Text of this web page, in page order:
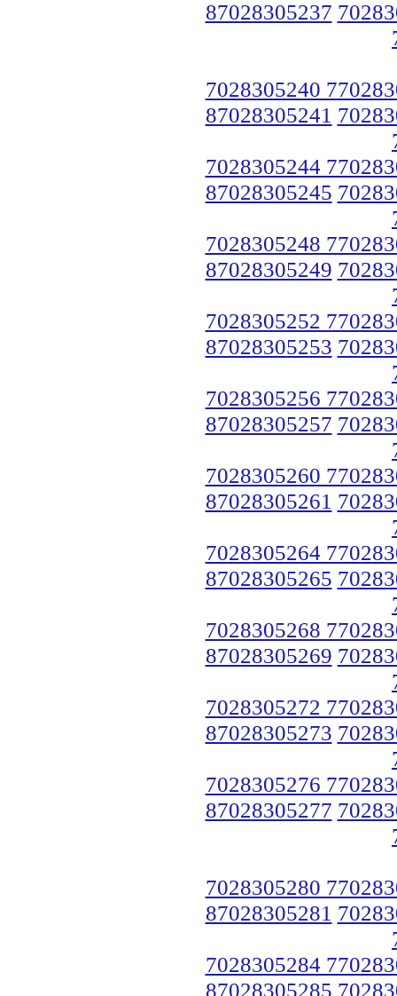
87028305237
7028305240
87028305241
7028305244
87028305245
7028305248
87028305249
7028305252
87028305253
7028305256
87028305257
7028305260
87028305261
7028305264
87028305265
7028305268
87028305269
7028305272
87028305273
7028305276
87028305277
7028305280
87028305281
7028305284
87028305285